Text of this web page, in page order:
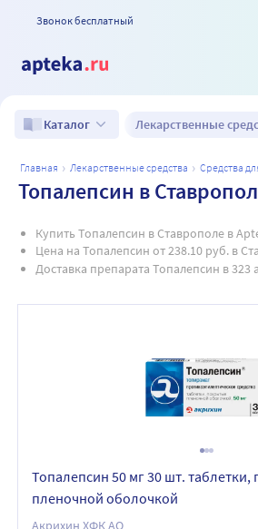
Звонок бесплатный
Каталог Лекарственные
главная лекарственные средства средства
Топалепсин в
Купить Топалепсин в Ставрополе в
Цена на Топалепсин от 238.10 руб. в
Доставка препарата Топалепсин в 323
Топалепсин 50 мг 30 шт.
пленочной оболочкой
Акрихин ХФК АО